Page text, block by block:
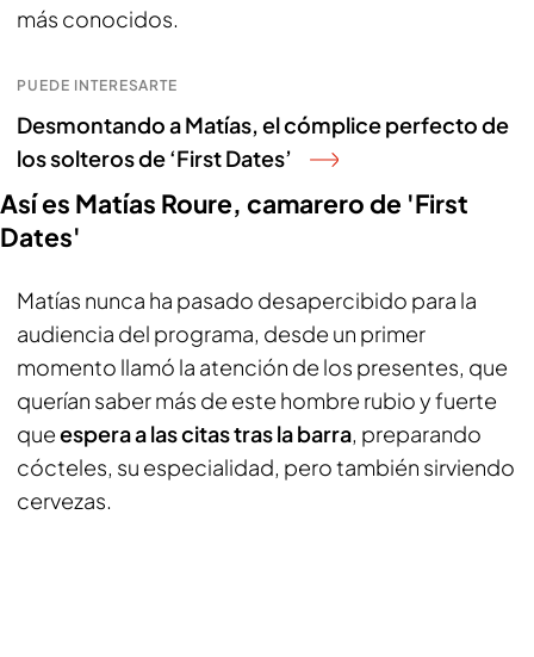
más conocidos.
PUEDE INTERESARTE
Desmontando a Matías, el cómplice perfecto de
los solteros de ‘First Dates’
Así es Matías Roure, camarero de 'First
Dates'
Matías nunca ha pasado desapercibido para la
audiencia del programa, desde un primer
momento llamó la atención de los presentes, que
querían saber más de este hombre rubio y fuerte
queespera a las citas tras la barra, preparando
cócteles, su especialidad, pero también sirviendo
cervezas.